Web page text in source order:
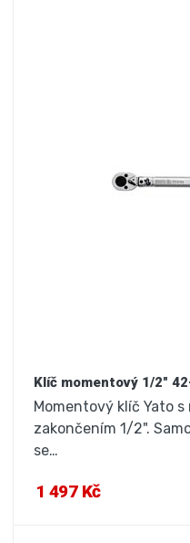
Klíč momentový 1/2"
Momentový klíč Yato
zakončením 1/2".
se…
1 497 Kč